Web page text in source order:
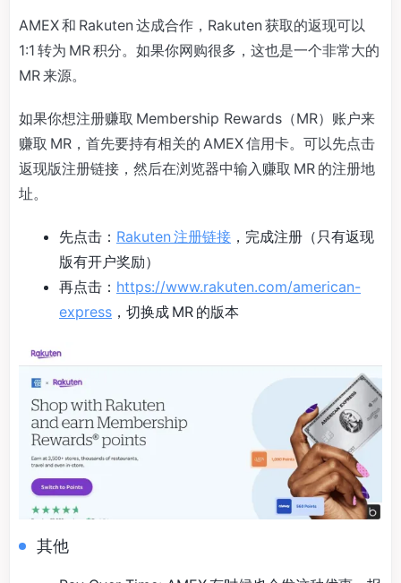
AMEX 和 Rakuten 达成合作，Rakuten 获取的返现可以
1:1 转为 MR 积分。如果你网购很多，这也是一个非常大的
MR 来源。
如果你想注册赚取 Membership Rewards（MR）账户来
赚取 MR，首先要持有相关的 AMEX 信用卡。可以先点击
返现版注册链接，然后在浏览器中输入赚取 MR 的注册地
址。
先点击： Rakuten 注册链接 ，完成注册（只有返现
版有开户奖励）
再点击： https://www.rakuten.com/american-
express ，切换成 MR 的版本
其他